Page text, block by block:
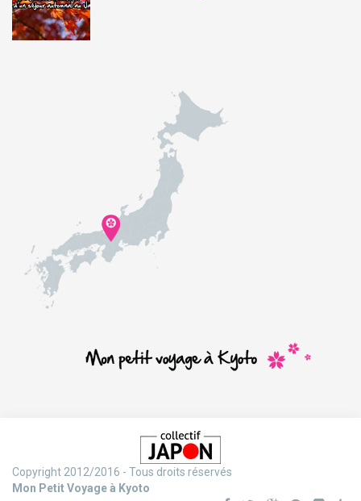
Copyright 2012/2016 - Tous droits réservés
Mon Petit Voyage à Kyoto